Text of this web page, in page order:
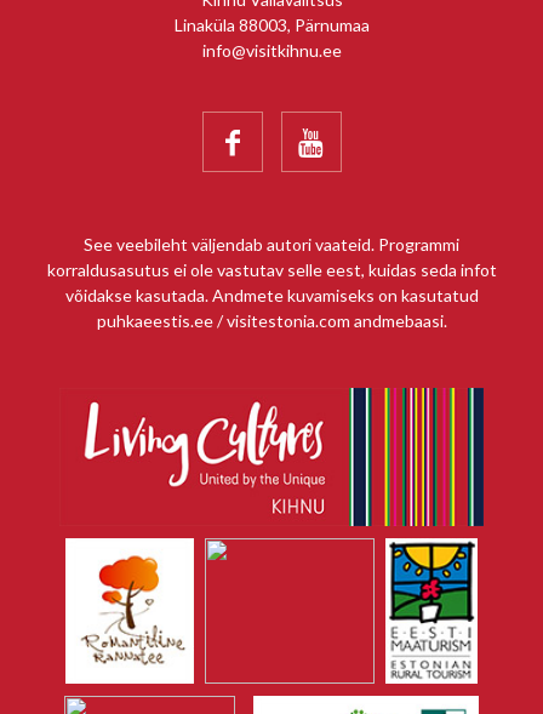
Linaküla 88003, Pärnumaa
info@visitkihnu.ee
 
See veebileht väljendab autori vaateid. Programmi
korraldusasutus ei ole vastutav selle eest, kuidas seda infot
võidakse kasutada. Andmete kuvamiseks on kasutatud
puhkaeestis.ee / visitestonia.com andmebaasi.